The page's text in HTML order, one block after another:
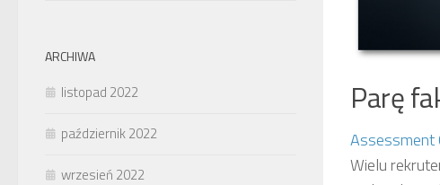
Parę
Assessment
Wielu
ARCHIWA
listopad 2022
październik 2022
wrzesień 2022